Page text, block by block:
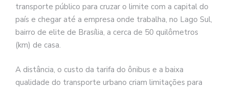
transporte público para cruzar o limite com a capital do
país e chegar até a empresa onde trabalha, no Lago Sul,
bairro de elite de Brasília, a cerca de 50 quilômetros
(km) de casa.
A distância, o custo da tarifa do ônibus e a baixa
qualidade do transporte urbano criam limitações para